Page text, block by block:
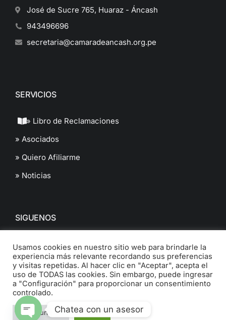
José de Sucre 765, Huaraz - Áncash
943496696
secretaria@camaradeancash.org.pe
SERVICIOS
» Libro de Reclamaciones
» Asociados
» Quiero Afiliarme
» Noticias
SIGUENOS
© 2022 Cámara de Comercio de Ancash. All Rights Reserved.
Usamos cookies en nuestro sitio web para brindarle la
experiencia más relevante recordando sus preferencias
y visitas repetidas. Al hacer clic en "Aceptar", acepta el
uso de TODAS las cookies. Sin embargo, puede ingresar
a "Configuración" para proporcionar un consentimiento
controlado.
Configuración Aceptar
Chatea con un asesor